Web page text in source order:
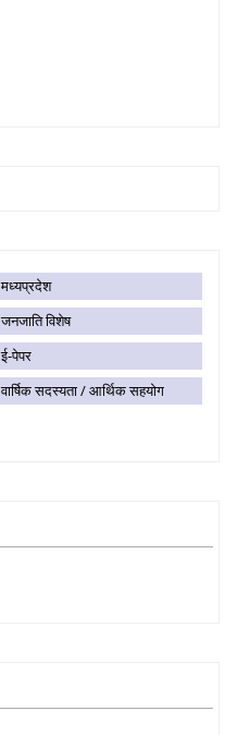
मध्यप्रदेश
जनजाति विशेष
ई-पेपर
वार्षिक सदस्यता / आर्थिक सहयोग